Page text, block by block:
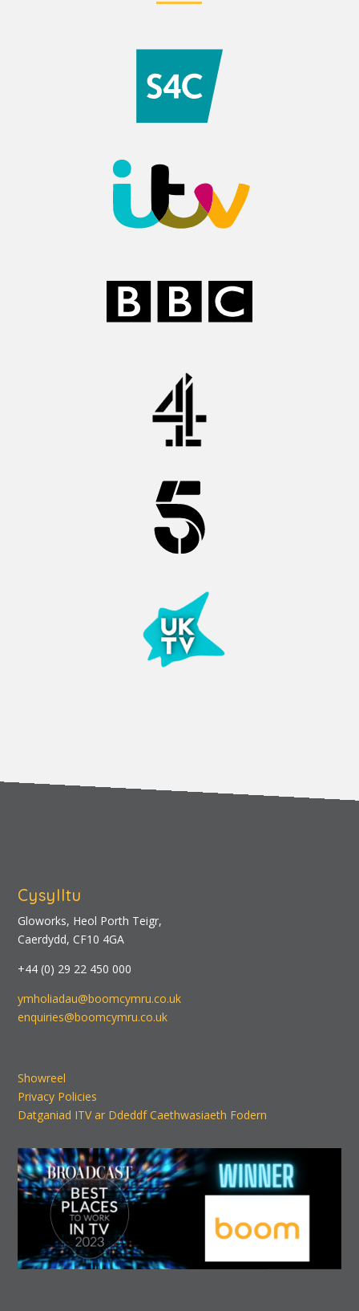
Cysylltu
Gloworks, Heol Porth Teigr,
Caerdydd, CF10 4GA
+44 (0) 29 22 450 000
ymholiadau@boomcymru.co.uk
enquiries@boomcymru.co.uk
Showreel
Privacy Policies
Datganiad ITV ar Ddeddf Caethwasiaeth Fodern